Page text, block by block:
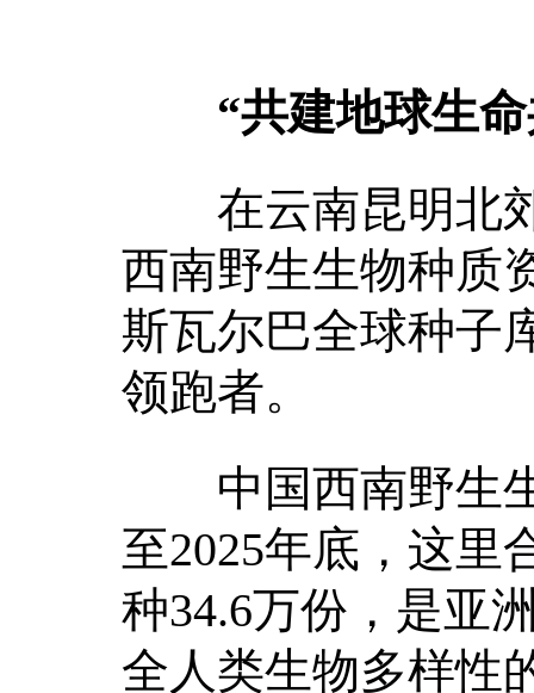
“共建地球生
在云南昆明北郊
西南野生生物种质
斯瓦尔巴全球种子
领跑者。
中国西南野生生
至2025年底，这里
种34.6万份，是亚
全人类生物多样性